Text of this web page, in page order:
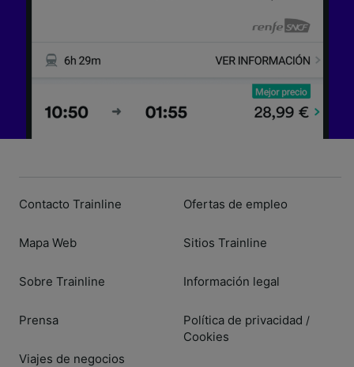
Contacto Trainline
Mapa Web
Sobre Trainline
Prensa
Viajes de negocios
Ofertas de empleo
Sitios Trainline
Información legal
Política de privacidad /
Cookies